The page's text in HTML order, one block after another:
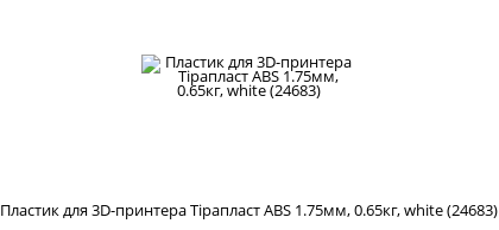
Пластик для 3D-принтера Тірапласт ABS 1.75мм, 0.65кг, white (24683)